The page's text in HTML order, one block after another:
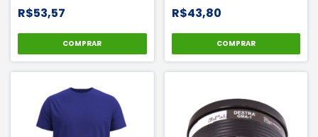
Labaro
R$53,57
COMPRAR
R$43,80
COMPRAR